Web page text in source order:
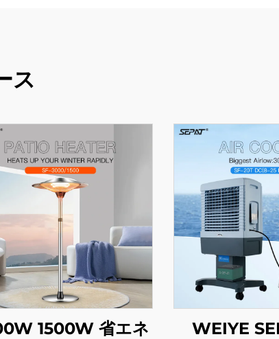
ス
1500W 省エネ
WEIYE